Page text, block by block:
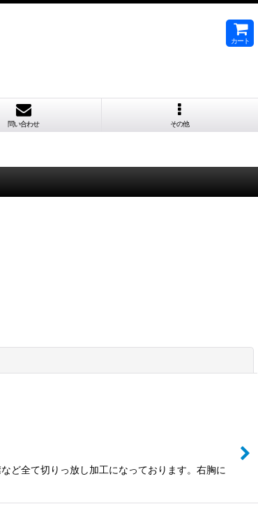
カート
問い合わせ その他
ど全て切りっ放し加工になっております。右胸に